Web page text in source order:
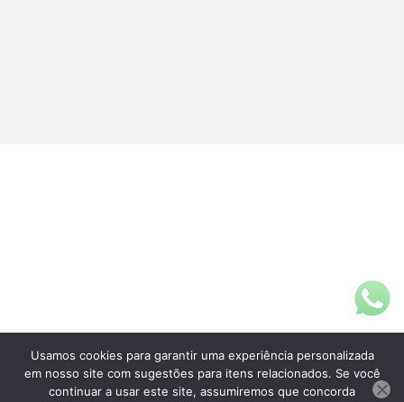
Fale Conosco
(11)3313-5200
Usamos cookies para garantir uma experiência personalizada
em nosso site com sugestões para itens relacionados. Se você
continuar a usar este site, assumiremos que concorda